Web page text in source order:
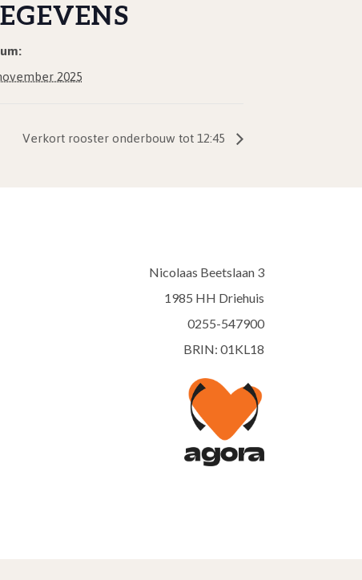
2025
Verkort rooster onderbouw tot 12:45
Nicolaas Beetslaan 3
1985 HH Driehuis
0255-547900
BRIN: 01KL18